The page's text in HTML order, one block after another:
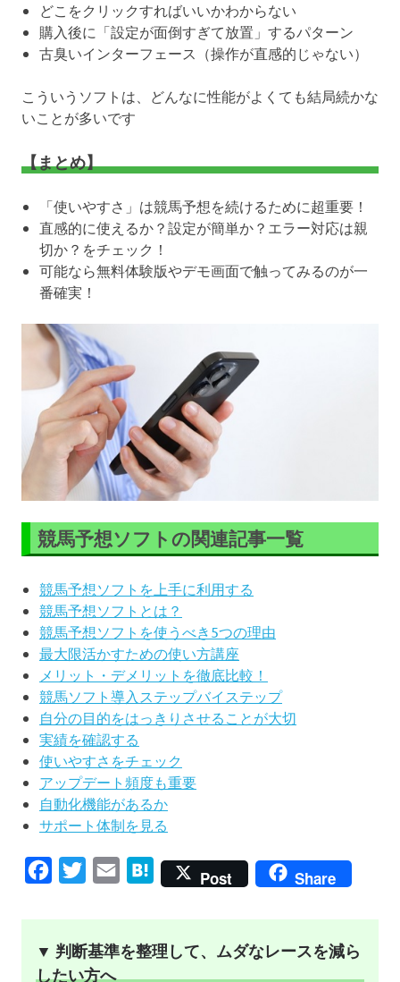
どこをクリックすればいいかわからない
購入後に「設定が面倒すぎて放置」するパターン
古臭いインターフェース（操作が直感的じゃない）
こういうソフトは、どんなに性能がよくても結局続かな
いことが多いです
【まとめ】
「使いやすさ」は競馬予想を続けるために超重要！
直感的に使えるか？設定が簡単か？エラー対応は親
切か？をチェック！
可能なら無料体験版やデモ画面で触ってみるのが一
番確実！
競馬予想ソフトの関連記事一覧
競馬予想ソフトを上手に利用する
競馬予想ソフトとは？
競馬予想ソフトを使うべき5つの理由
最大限活かすための使い方講座
メリット・デメリットを徹底比較！
競馬ソフト導入ステップバイステップ
自分の目的をはっきりさせることが大切
実績を確認する
使いやすさをチェック
アップデート頻度も重要
自動化機能があるか
サポート体制を見る
Facebook
Twitter Email Hatena Post Share
▼ 判断基準を整理して、ムダなレースを減ら
したい方へ